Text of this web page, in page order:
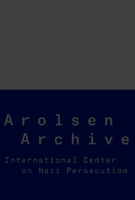
Arolsen
Archives